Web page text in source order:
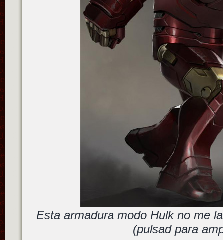
Esta armadura modo Hulk no me
(pulsad para